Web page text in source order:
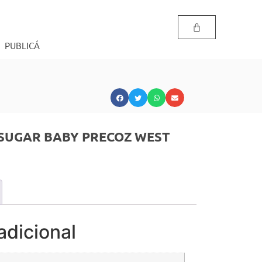
PUBLICÁ
BABY PRECOZ WEST